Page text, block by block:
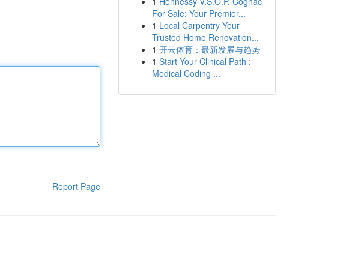
Report Page
For Sale: Your Premier...
1 Local Carpentry Your
Trusted Home Renovation...
1 开云体育：最新发展与趋势
1 Start Your Clinical Path :
Medical Coding ...